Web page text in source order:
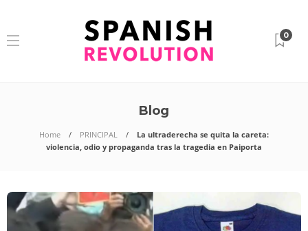
0
Blog
Home PRINCIPAL
La ultraderecha se quita la careta:
violencia, odio y propaganda tras la tragedia en Paiporta